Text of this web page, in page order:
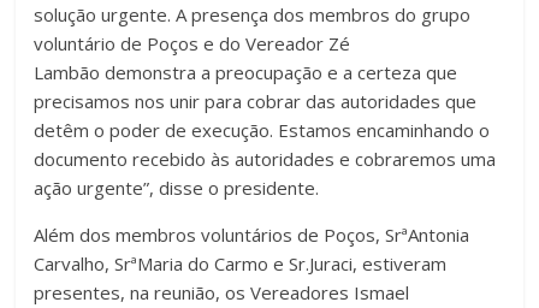
solução urgente. A presença dos membros do grupo
voluntário de Poços e do Vereador Zé
Lambão demonstra a preocupação e a certeza que
precisamos nos unir para cobrar das autoridades que
detêm o poder de execução. Estamos encaminhando o
documento recebido às autoridades e cobraremos uma
ação urgente”, disse o presidente.
Além dos membros voluntários de Poços, SrªAntonia
Carvalho, SrªMaria do Carmo e Sr.Juraci, estiveram
presentes, na reunião, os Vereadores Ismael